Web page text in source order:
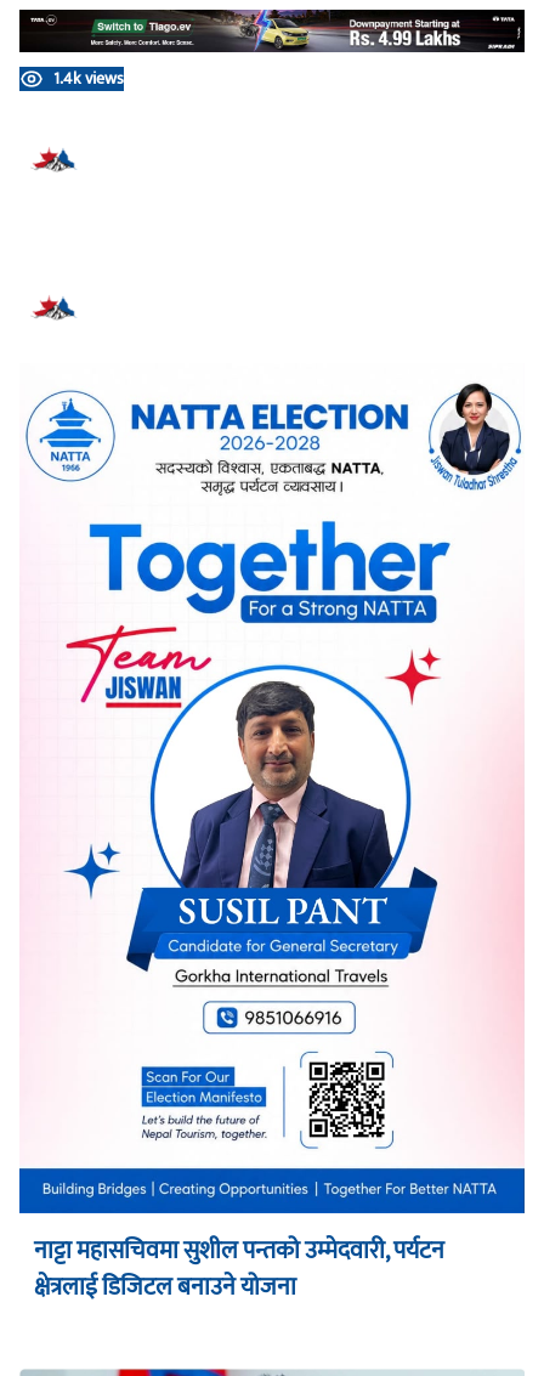
1.4k views
नाट्टा महासचिवमा सुशील पन्तको उम्मेदवारी, पर्यटन
क्षेत्रलाई डिजिटल बनाउने योजना